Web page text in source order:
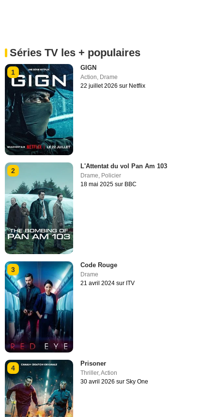
Séries TV les + populaires
1
GIGN
Action, Drame
22 juillet 2026 sur Netflix
2
L'Attentat du vol Pan Am 103
Drame, Policier
18 mai 2025 sur BBC
3
Code Rouge
Drame
21 avril 2024 sur ITV
4
Prisoner
Thriller,Action
30 avril 2026 sur Sky One